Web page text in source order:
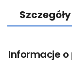
Szczegóły
Informacje